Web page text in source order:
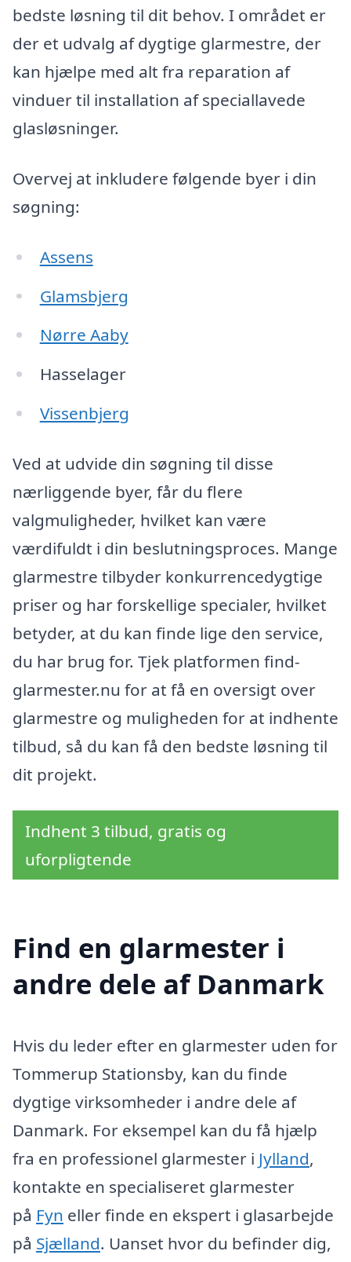
bedste løsning til dit behov. I området er
der et udvalg af dygtige glarmestre, der
kan hjælpe med alt fra reparation af
vinduer til installation af speciallavede
glasløsninger.
Overvej at inkludere følgende byer i din
søgning:
Assens
Glamsbjerg
Nørre Aaby
Hasselager
Vissenbjerg
Ved at udvide din søgning til disse
nærliggende byer, får du flere
valgmuligheder, hvilket kan være
værdifuldt i din beslutningsproces. Mange
glarmestre tilbyder konkurrencedygtige
priser og har forskellige specialer, hvilket
betyder, at du kan finde lige den service,
du har brug for. Tjek platformen find-
glarmester.nu for at få en oversigt over
glarmestre og muligheden for at indhente
tilbud, så du kan få den bedste løsning til
dit projekt.
Indhent 3 tilbud, gratis og
uforpligtende
Find en glarmester i
andre dele af Danmark
Hvis du leder efter en glarmester uden for
Tommerup Stationsby, kan du finde
dygtige virksomheder i andre dele af
Danmark. For eksempel kan du få hjælp
fra en professionel glarmester i Jylland,
kontakte en specialiseret glarmester
på Fyn eller finde en ekspert i glasarbejde
på Sjælland. Uanset hvor du befinder dig,